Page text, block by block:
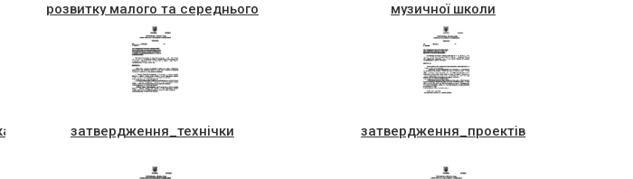
розвитку малого та середнього
підприємництва на 2019-2020 роки
музичної школи
затвердження_технiчки затвердження_проектiв